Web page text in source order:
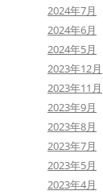
2024年7月
2024年6月
2024年5月
2023年12月
2023年11月
2023年9月
2023年8月
2023年7月
2023年5月
2023年4月